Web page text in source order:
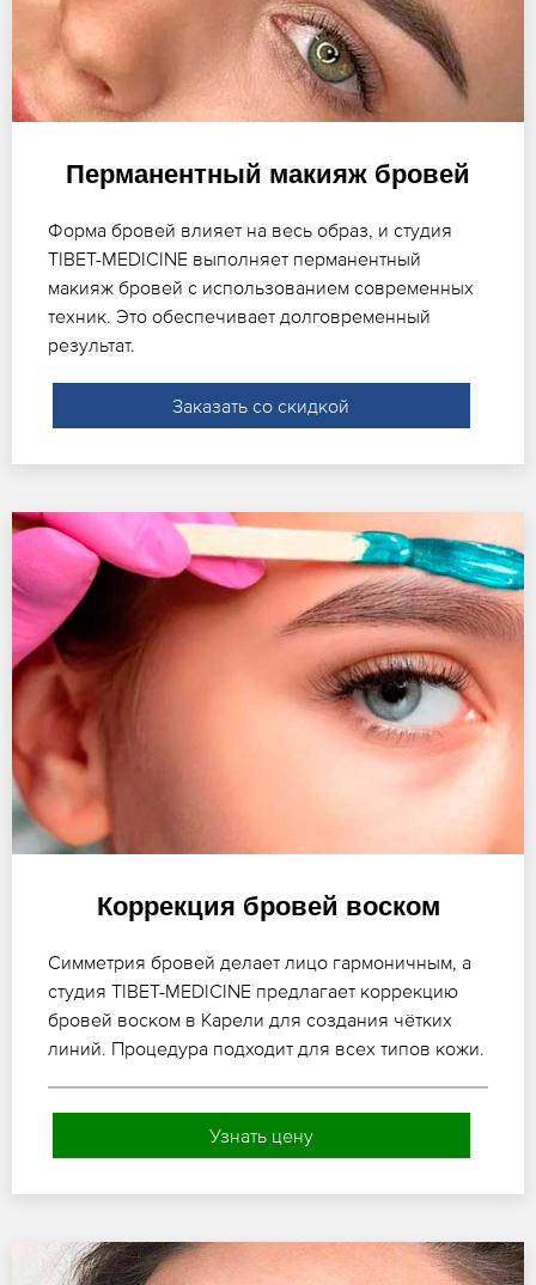
Перманентный макияж бровей
Форма бровей влияет на весь образ, и студия
TIBET-MEDICINE выполняет перманентный
макияж бровей с использованием современных
техник. Это обеспечивает долговременный
результат.
Заказать со скидкой
Коррекция бровей воском
Симметрия бровей делает лицо гармоничным, а
студия TIBET-MEDICINE предлагает коррекцию
бровей воском в Карели для создания чётких
линий. Процедура подходит для всех типов кожи.
Узнать цену